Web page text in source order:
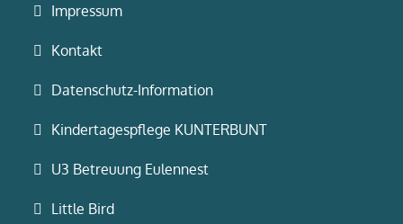
Impressum
Kontakt
Datenschutz-Information
Kindertagespflege KUNTERBUNT
U3 Betreuung Eulennest
Little Bird